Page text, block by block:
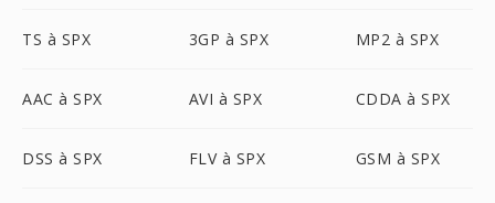
TS à SPX 3GP à SPX MP2 à SPX
AAC à SPX AVI à SPX CDDA à SPX
DSS à SPX FLV à SPX GSM à SPX